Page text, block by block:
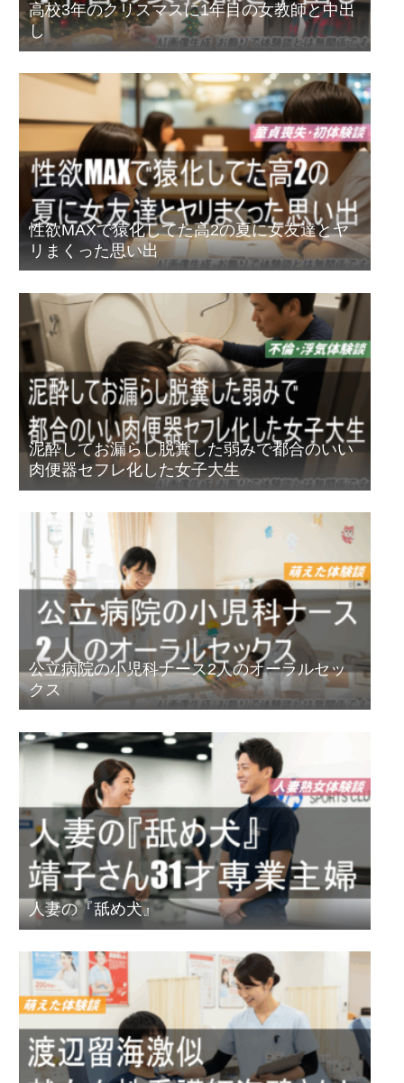
高校3年のクリスマスに1年目の女教師と中出
し
性欲MAXで猿化してた高2の夏に女友達とヤ
リまくった思い出
泥酔してお漏らし脱糞した弱みで都合のいい
肉便器セフレ化した女子大生
公立病院の小児科ナース2人のオーラルセッ
クス
人妻の『舐め犬』